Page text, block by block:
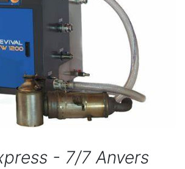
- 7/7 Anvers